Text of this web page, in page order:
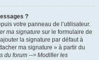
?
votre panneau de l’utilisateur.
ma signature sur le formulaire de
la signature par défaut à
ma signature » à partir du
du forum --> Modifier les